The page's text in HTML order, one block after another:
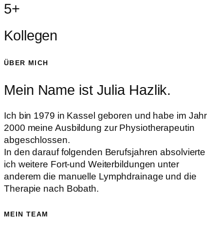
5+
Kollegen
ÜBER MICH
Mein Name ist Julia Hazlik.
Ich bin 1979 in Kassel geboren und habe im Jahr
2000 meine Ausbildung zur Physiotherapeutin
abgeschlossen.
In den darauf folgenden Berufsjahren absolvierte
ich weitere Fort-und Weiterbildungen unter
anderem die manuelle Lymphdrainage und die
Therapie nach Bobath.
MEIN TEAM